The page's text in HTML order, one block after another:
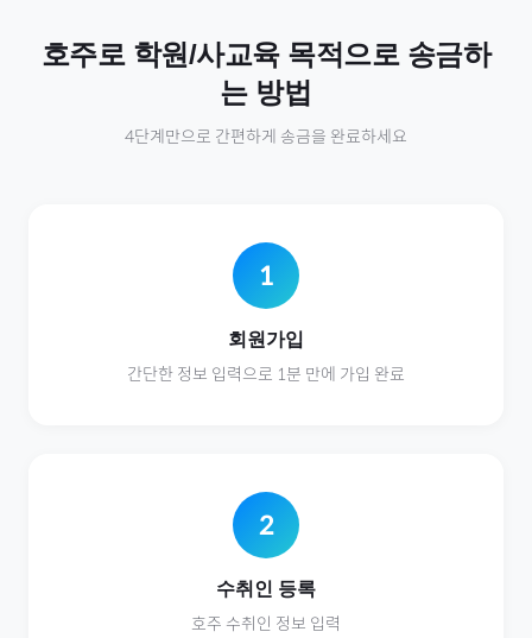
호주로 학원/사교육 목적으로 송금하
는 방법
4단계만으로 간편하게 송금을 완료하세요
1
회원가입
간단한 정보 입력으로 1분 만에 가입 완료
2
수취인 등록
호주 수취인 정보 입력